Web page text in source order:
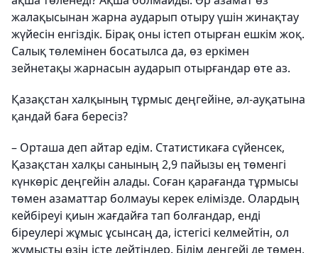
жалақысынан жарна аударып отыру үшін жинақтау
жүйесін енгіздік. Бірақ оны істеп отырған ешкім жоқ.
Салық төлемінен босатылса да, өз еркімен
зейнетақы жарнасын аударып отырғандар өте аз.
Қазақстан халқының тұрмыс деңгейіне, әл-ауқатына
қандай баға бересіз?
– Орташа деп айтар едім. Статистикаға сүйенсек,
Қазақстан халқы санының 2,9 пайызы ең төменгі
күнкөріс деңгейін алады. Соған қарағанда тұрмысы
төмен азаматтар болмауы керек елімізде. Олардың
кейбіреуі қиын жағдайға тап болғандар, енді
біреулері жұмыс ұсынсаң да, істегісі келмейтін, ол
жұмысты өзің істе дейтіндер. Білім деңгейі де төмен,